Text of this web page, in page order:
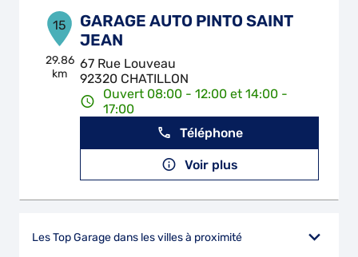
15
29.86
km
GARAGE AUTO PINTO SAINT
JEAN
67 Rue Louveau
92320 CHATILLON
Ouvert 08:00 - 12:00 et 14:00 -
17:00
Téléphone
Voir plus
Les Top Garage dans les villes à proximité